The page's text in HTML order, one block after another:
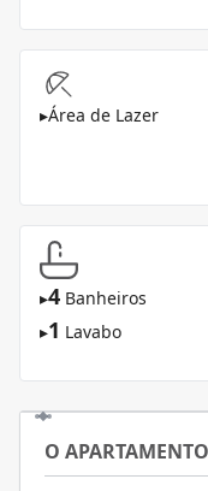
▸Área de Lazer
▸4 Banheiros
▸1 Lavabo
O APARTAMENTO